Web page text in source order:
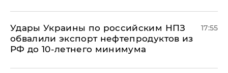
Удары Украины по российским НПЗ
обвалили экспорт нефтепродуктов из
РФ до 10-летнего минимума
17:55